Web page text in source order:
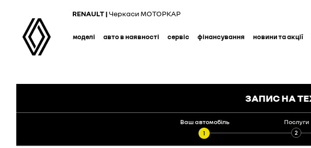
content
RENAULT |Черкаси МОТОРКАР
моделі авто в наявності сервіс фінансування новини та акції